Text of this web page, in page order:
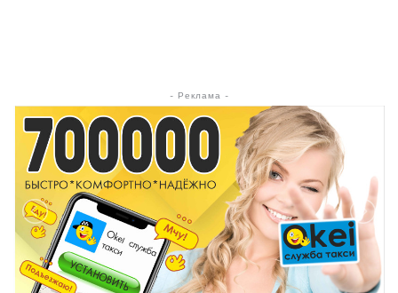
- Реклама -